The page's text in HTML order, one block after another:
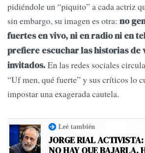
pidiéndole un “piquito” a cada actriz
sin embargo, su imagen es otra: no
fuertes en vivo, ni en radio ni en
prefiere escuchar las historias de
invitados.En las redes sociales
“Uf men, qué fuerte” y sus críticos lo
impostar una exagerada cautela.
Leé también
JORGE RIAL
NO HAY QUE BAJARLA,